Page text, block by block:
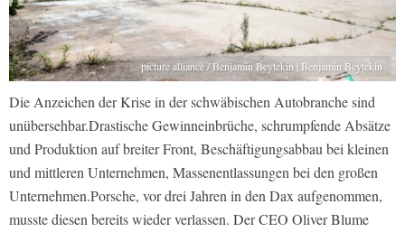
picture alliance / Benjamin Beytekin | Benjamin Beytekin
Die Anzeichen der Krise in der schwäbischen Autobranche sind
unübersehbar.Drastische Gewinneinbrüche, schrumpfende Absätze
und Produktion auf breiter Front, Beschäftigungsabbau bei kleinen
und mittleren Unternehmen, Massenentlassungen bei den großen
Unternehmen.Porsche, vor drei Jahren in den Dax aufgenommen,
musste diesen bereits wieder verlassen. Der CEO Oliver Blume